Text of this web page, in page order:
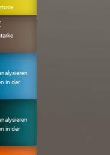
in der
in der